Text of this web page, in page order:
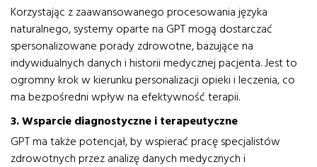
Korzystając z zaawansowanego procesowania języka
naturalnego, systemy oparte na GPT mogą dostarczać
spersonalizowane porady zdrowotne, bazujące na
indywidualnych danych i historii medycznej pacjenta. Jest to
ogromny krok w kierunku personalizacji opieki i leczenia, co
ma bezpośredni wpływ na efektywność terapii.
3. Wsparcie diagnostyczne i terapeutyczne
GPT ma także potencjał, by wspierać pracę specjalistów
zdrowotnych przez analizę danych medycznych i